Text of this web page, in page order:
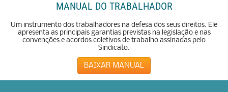
MANUAL DO TRABALHADOR
Um instrumento dos trabalhadores na defesa dos seus direitos. Ele
apresenta as principais garantias previstas na legislação e nas
convenções e acordos coletivos de trabalho assinadas pelo
Sindicato.
BAIXAR MANUAL